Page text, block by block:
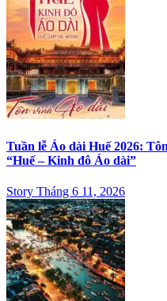
Tuần lễ Áo dài Huế 2026:
“Huế – Kinh đô Áo dài”
Story Tháng 6 11, 2026